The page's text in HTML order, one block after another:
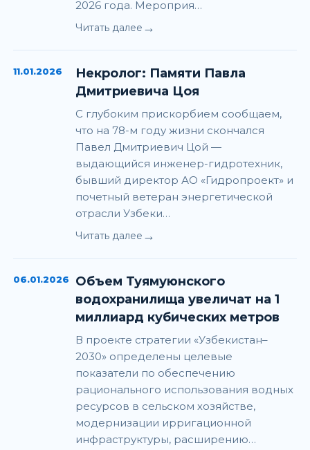
2026 года. Мероприя…
Читать далее →
11.01.2026
Некролог: Памяти Павла
Дмитриевича Цоя
С глубоким прискорбием сообщаем,
что на 78-м году жизни скончался
Павел Дмитриевич Цой —
выдающийся инженер-гидротехник,
бывший директор АО «Гидропроект» и
почетный ветеран энергетической
отрасли Узбеки…
Читать далее →
06.01.2026
Объем Туямуюнского
водохранилища увеличат на 1
миллиард кубических метров
В проекте стратегии «Узбекистан–
2030» определены целевые
показатели по обеспечению
рационального использования водных
ресурсов в сельском хозяйстве,
модернизации ирригационной
инфраструктуры, расширению…